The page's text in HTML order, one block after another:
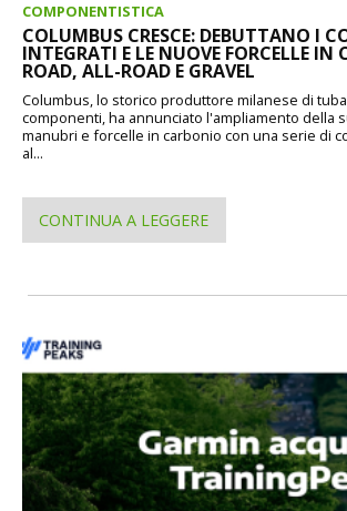
COMPONENTISTICA
COLUMBUS CRESCE: DEBUTTANO I
INTEGRATI E LE NUOVE FORCELLE IN
ROAD, ALL-ROAD E GRAVEL
Columbus, lo storico produttore milanese di
componenti, ha annunciato l'ampliamento della
manubri e forcelle in carbonio con una serie di
al...
CONTINUA A LEGGERE